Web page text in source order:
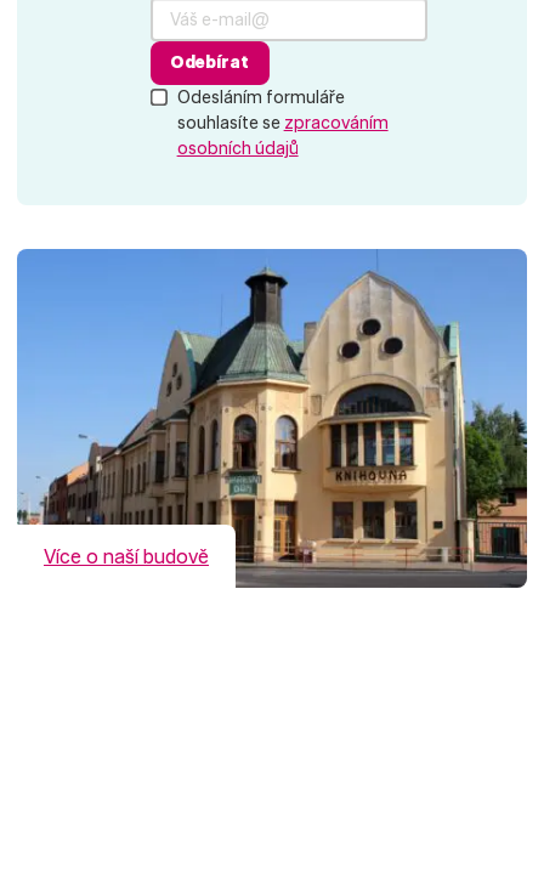
Odesláním formuláře
souhlasíte se zpracováním
osobních údajů
Odebírat
Více o naší budově